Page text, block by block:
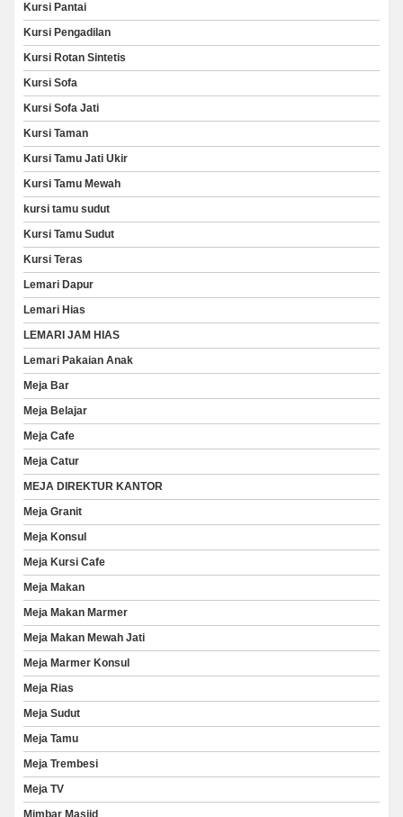
Kursi Pantai
Kursi Pengadilan
Kursi Rotan Sintetis
Kursi Sofa
Kursi Sofa Jati
Kursi Taman
Kursi Tamu Jati Ukir
Kursi Tamu Mewah
kursi tamu sudut
Kursi Tamu Sudut
Kursi Teras
Lemari Dapur
Lemari Hias
LEMARI JAM HIAS
Lemari Pakaian Anak
Meja Bar
Meja Belajar
Meja Cafe
Meja Catur
MEJA DIREKTUR KANTOR
Meja Granit
Meja Konsul
Meja Kursi Cafe
Meja Makan
Meja Makan Marmer
Meja Makan Mewah Jati
Meja Marmer Konsul
Meja Rias
Meja Sudut
Meja Tamu
Meja Trembesi
Meja TV